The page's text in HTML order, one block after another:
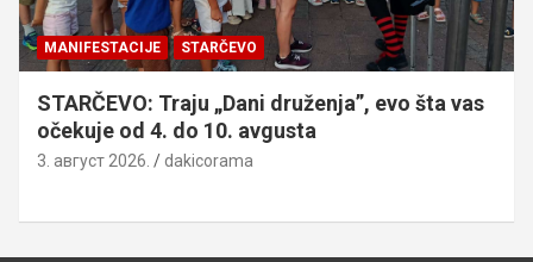
MANIFESTACIJE STARČEVO
STARČEVO: Traju „Dani druženja”, evo šta vas
očekuje od 4. do 10. avgusta
3. август 2026. dakicorama